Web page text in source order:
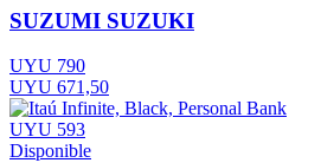
SUZUMI SUZUKI
UYU 790
UYU 671,50
UYU 593
Disponible